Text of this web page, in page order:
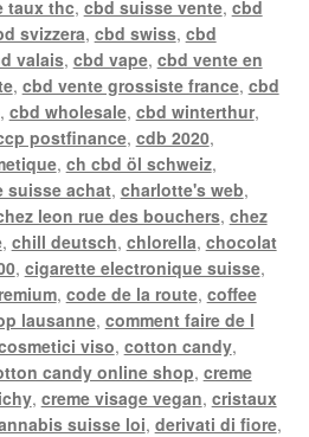
taux thc, cbd suisse vente, cbd
svizzera, cbd swiss, cbd
valais, cbd vape, cbd vente en
, cbd vente grossiste france, cbd
, cbd wholesale, cbd winterthur,
postfinance, cdb 2020,
, ch cbd öl schweiz,
suisse achat, charlotte's web,
leon rue des bouchers, chez
, chill deutsch, chlorella, chocolat
, cigarette electronique suisse,
, code de la route, coffee
lausanne, comment faire de l
viso, cotton candy,
candy online shop, creme
, creme visage vegan, cristaux
suisse loi, derivati di fiore,